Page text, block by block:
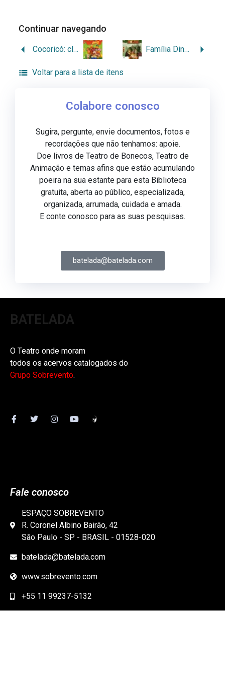
Continuar navegando
Cocoricó: clipes 2 Família Dinossauros: a primeira temporada completa
Voltar para a lista de itens
Colabore conosco
Sugira, pergunte, envie documentos, fotos e
recordações que não tenhamos: apoie.
Doe livros de Teatro de Bonecos, Teatro de
Animação e temas afins que estão acumulando
poeira na sua estante para esta Biblioteca
gratuita, aberta ao público, especializada,
organizada, arrumada, cuidada e amada.
E conte conosco para as suas pesquisas.
batelada@batelada.com
BATELADA
O Teatro onde moram
todos os acervos catalogados do
Grupo Sobrevento.
Fale conosco
ESPAÇO SOBREVENTO
R. Coronel Albino Bairão, 42
São Paulo - SP - BRASIL - 01528-020
batelada@batelada.com
www.sobrevento.com
+55 11 99237-5132